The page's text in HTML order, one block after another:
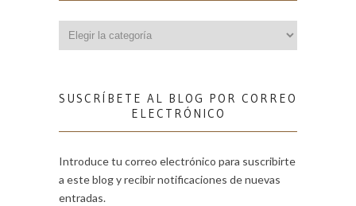
SUSCRÍBETE AL BLOG POR CORREO
ELECTRÓNICO
Introduce tu correo electrónico para suscribirte
a este blog y recibir notificaciones de nuevas
entradas.